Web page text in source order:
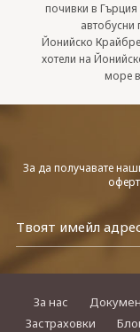
почивки в Гърция
Йонийско
хотели на
море
За да получавате
За нас
Застраховки